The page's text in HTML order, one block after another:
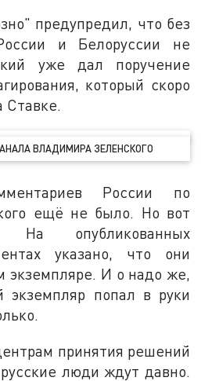
предупредил, что без
и Белоруссии не
уже дал поручение
который скоро
Ставке.
ВЛАДИМИРА ЗЕЛЕНСКОГО
России по
ещё не было. Но вот
На опубликованных
указано, что они
экземпляре. И о надо же,
экземпляр попал в руки
принятия решений
люди ждут давно.